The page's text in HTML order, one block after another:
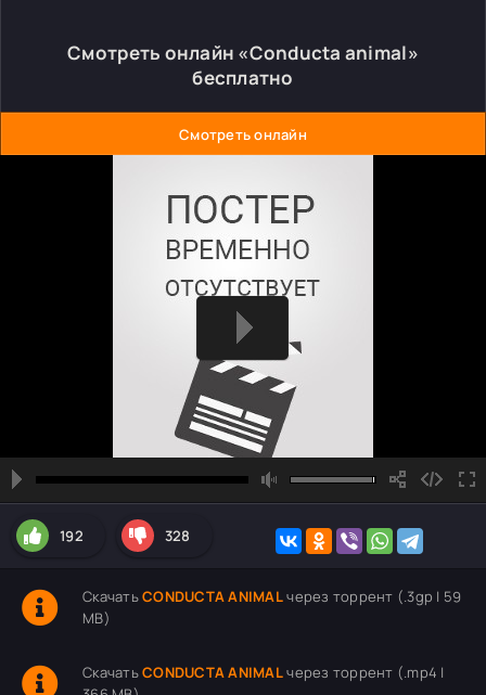
Смотреть онлайн «Conducta animal»
бесплатно
Смотреть онлайн
192 328
СкачатьCONDUCTA ANIMALчерез торрент (.3gp | 59
MB)
СкачатьCONDUCTA ANIMALчерез торрент (.mp4 |